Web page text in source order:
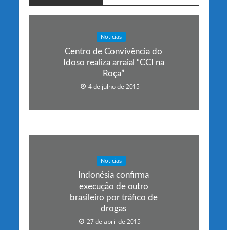
Noticias
Centro de Convivência do
Idoso realiza arraial “CCI na
Roça”
4 de julho de 2015
Noticias
Indonésia confirma
execução de outro
brasileiro por tráfico de
drogas
27 de abril de 2015